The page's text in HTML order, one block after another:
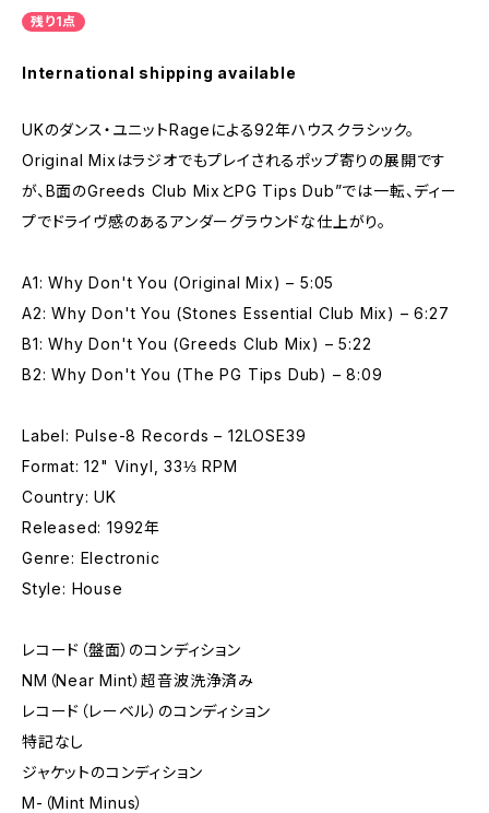
残り1点
International shipping available
UKのダンス・ユニットRageによる92年ハウスクラシック。
Original Mixはラジオでもプレイされるポップ寄りの展開です
が、B面のGreeds Club MixとPG Tips Dub”では一転、ディー
プでドライヴ感のあるアンダーグラウンドな仕上がり。
A1: Why Don't You (Original Mix) – 5:05
A2: Why Don't You (Stones Essential Club Mix) – 6:27
B1: Why Don't You (Greeds Club Mix) – 5:22
B2: Why Don't You (The PG Tips Dub) – 8:09
Label: Pulse-8 Records – 12LOSE39
Format: 12" Vinyl, 33⅓ RPM
Country: UK
Released: 1992年
Genre: Electronic
Style: House
レコード（盤面）のコンディション
NM（Near Mint）超音波洗浄済み
レコード（レーベル）のコンディション
特記なし
ジャケットのコンディション
M-（Mint Minus）